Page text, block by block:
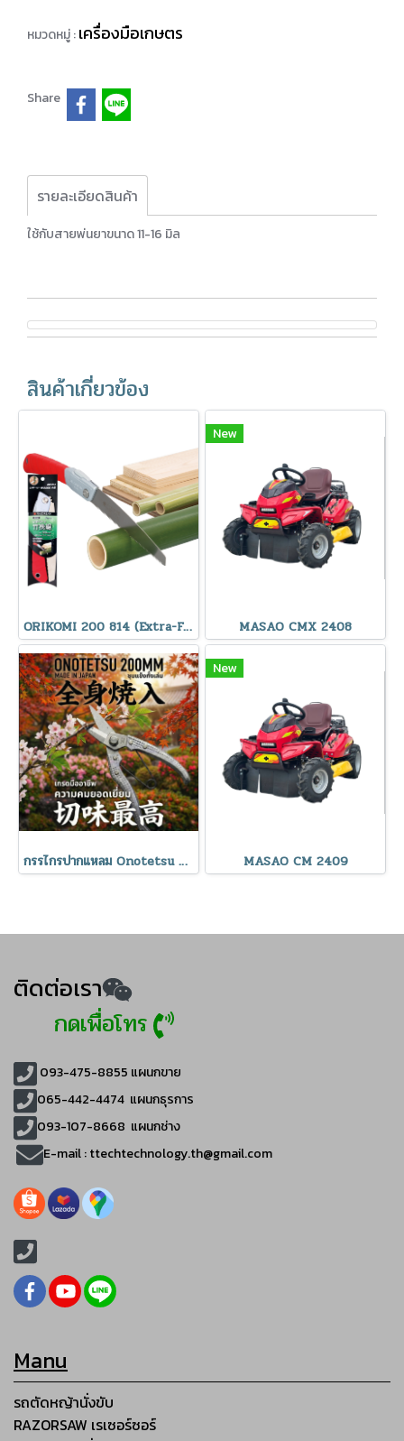
หมวดหมู่ :เครื่องมือเกษตร
Share
รายละเอียดสินค้า
ใช้กับสายพ่นยาขนาด 11-16 มิล
สินค้าเกี่ยวข้อง
ORIKOMI 200 814 (Extra-Fine Teeth) RAZORSAW
New
MASAO CMX 2408
กรรไกรปากแหลม Onotetsu 200mm
New
MASAO CM 2409
ติดต่อเรา
กดเพื่อโทร
093-475-8855 แผนกขาย
065-442-4474 แผนกธุรการ
093-107-8668 แผนกช่าง
E-mail :ttechtechnology.th@gmail.com
Manu
รถตัดหญ้านั่งขับ
RAZORSAW เรเซอร์ซอร์